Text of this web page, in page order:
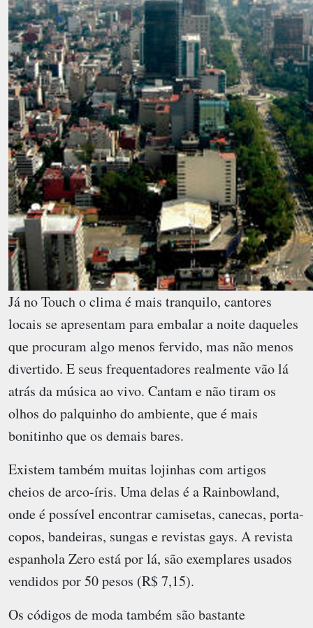
Já no Touch o clima é mais tranquilo, cantores
locais se apresentam para embalar a noite daqueles
que procuram algo menos fervido, mas não menos
divertido. E seus frequentadores realmente vão lá
atrás da música ao vivo. Cantam e não tiram os
olhos do palquinho do ambiente, que é mais
bonitinho que os demais bares.
Existem também muitas lojinhas com artigos
cheios de arco-íris. Uma delas é a Rainbowland,
onde é possível encontrar camisetas, canecas, porta-
copos, bandeiras, sungas e revistas gays. A revista
espanhola Zero está por lá, são exemplares usados
vendidos por 50 pesos (R$ 7,15).
Os códigos de moda também são bastante